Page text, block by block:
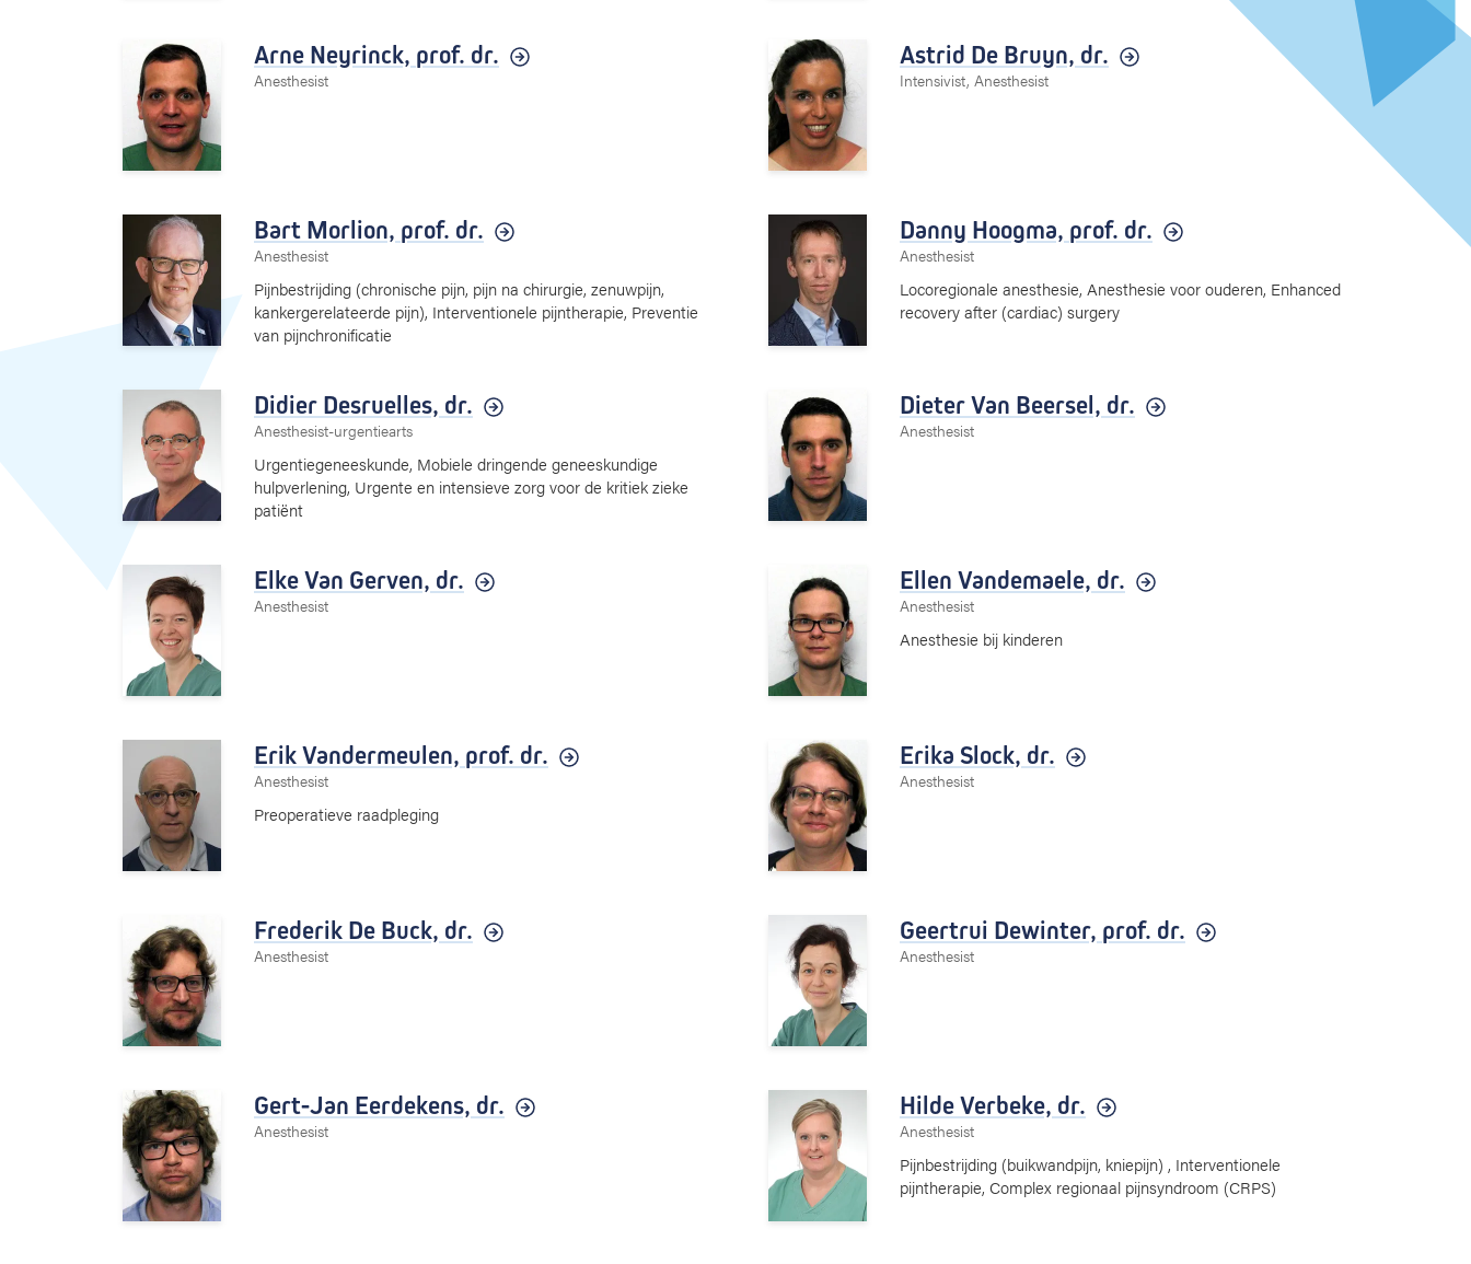
Arne Neyrinck, prof. dr.
Anesthesist
Astrid De Bruyn, dr.
Intensivist, Anesthesist
Bart Morlion, prof. dr.
Anesthesist
Pijnbestrijding (chronische pijn, pijn na chirurgie, zenuwpijn,
kankergerelateerde pijn), Interventionele pijntherapie, Preventie
van pijnchronificatie
Danny Hoogma, prof. dr.
Anesthesist
Locoregionale anesthesie, Anesthesie voor ouderen, Enhanced
recovery after (cardiac) surgery
Didier Desruelles, dr.
Anesthesist-urgentiearts
Urgentiegeneeskunde, Mobiele dringende geneeskundige
hulpverlening, Urgente en intensieve zorg voor de kritiek zieke
patiënt
Dieter Van Beersel, dr.
Anesthesist
Elke Van Gerven, dr.
Anesthesist
Ellen Vandemaele, dr.
Anesthesist
Anesthesie bij kinderen
Erik Vandermeulen, prof. dr.
Anesthesist
Preoperatieve raadpleging
Erika Slock, dr.
Anesthesist
Frederik De Buck, dr.
Anesthesist
Geertrui Dewinter, prof. dr.
Anesthesist
Gert-Jan Eerdekens, dr.
Anesthesist
Hilde Verbeke, dr.
Anesthesist
Pijnbestrijding (buikwandpijn, kniepijn) , Interventionele
pijntherapie, Complex regionaal pijnsyndroom (CRPS)